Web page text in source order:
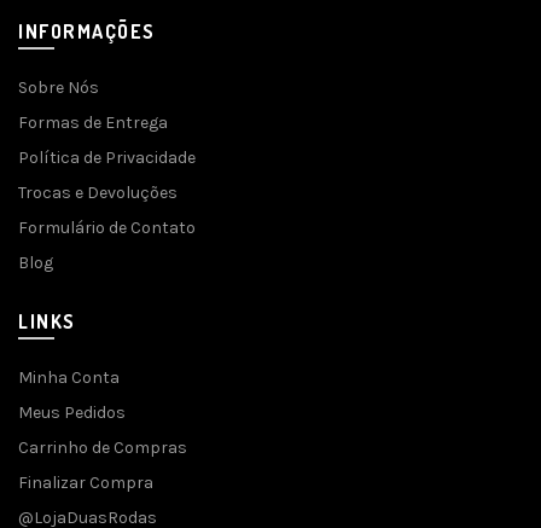
INFORMAÇÕES
Sobre Nós
Formas de Entrega
Política de Privacidade
Trocas e Devoluções
Formulário de Contato
Blog
LINKS
Minha Conta
Meus Pedidos
Carrinho de Compras
Finalizar Compra
@LojaDuasRodas